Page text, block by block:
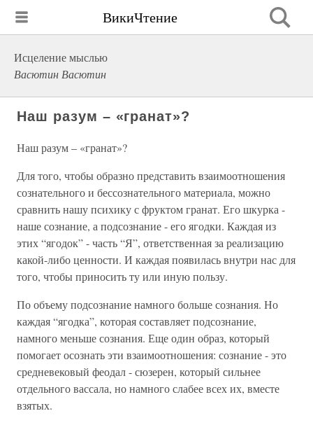
ВикиЧтение
Исцеление мыслью
Васютин Васютин
Наш разум – «гранат»?
Наш разум – «гранат»?
Для того, чтобы образно представить взаимоотношения
сознательного и бессознательного материала, можно
сравнить нашу психику с фруктом гранат. Его шкурка -
наше сознание, а подсознание - его ягодки. Каждая из
этих “ягодок” - часть “Я”, ответственная за реализацию
какой-либо ценности. И каждая появилась внутри нас для
того, чтобы приносить ту или иную пользу.
По объему подсознание намного больше сознания. Но
каждая “ягодка”, которая составляет подсознание,
намного меньше сознания. Еще один образ, который
помогает осознать эти взаимоотношения: сознание - это
средневековый феодал - сюзерен, который сильнее
отдельного вассала, но намного слабее всех их, вместе
взятых.